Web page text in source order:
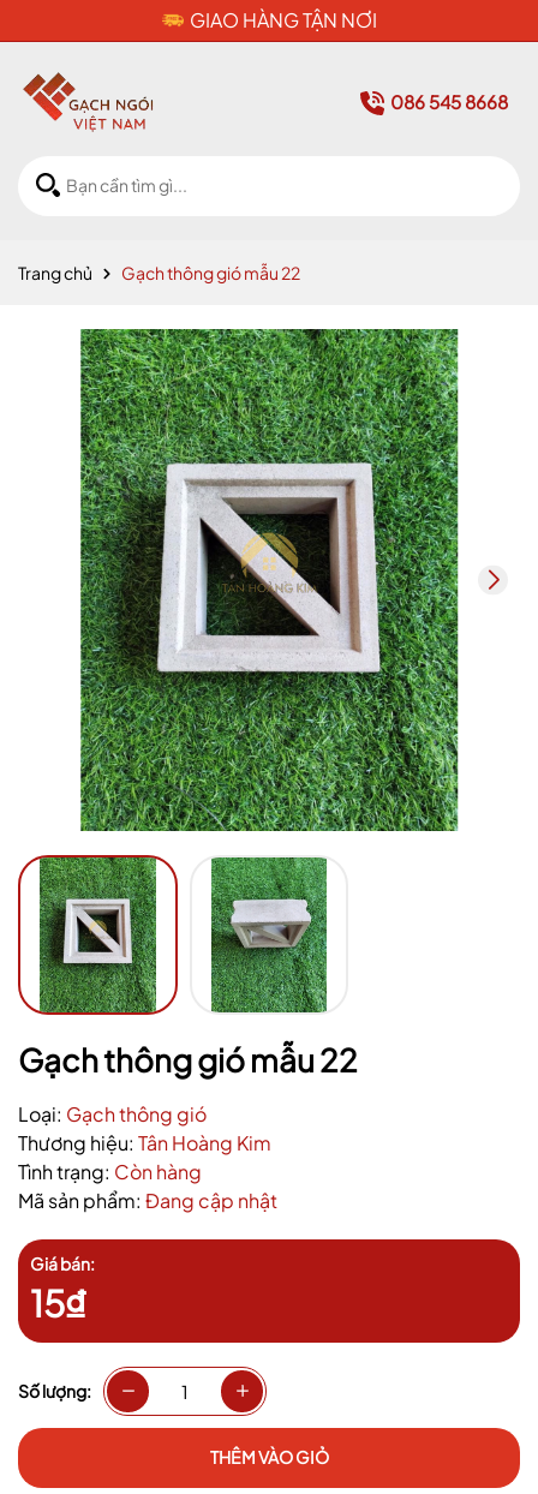
CAM KẾT HÀNG CHÍNH HÃNG
086 545 8668
Trang chủ Gạch thông gió mẫu 22
Gạch thông gió mẫu 22
Loại: Gạch thông gió
Thương hiệu: Tân Hoàng Kim
Tình trạng: Còn hàng
Mã sản phẩm: Đang cập nhật
Giá bán:
15₫
Số lượng:
THÊM VÀO GIỎ
Mã giảm giá:
Ngày hết hạn:
Điều kiện: